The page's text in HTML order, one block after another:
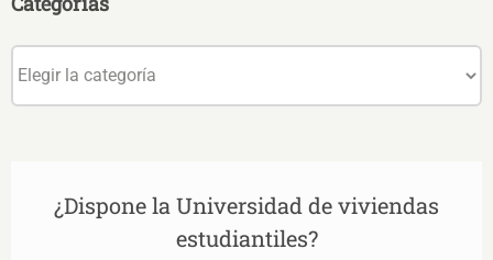
¿Dispone la Universidad de viviendas
estudiantiles?